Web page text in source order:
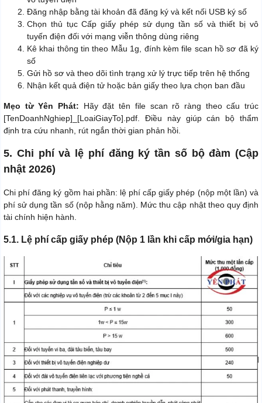
Đăng nhập bằng tài khoản đã đăng ký và kết nối USB ký số
Chọn thủ tục Cấp giấy phép sử dụng tần số và thiết bị vô
tuyến điện đối với mạng viễn thông dùng riêng
Kê khai thông tin theo Mẫu 1g, đính kèm file scan hồ sơ đã ký
số
Gửi hồ sơ và theo dõi tình trạng xử lý trực tiếp trên hệ thống
Nhận kết quả điện tử hoặc bản giấy theo lựa chọn ban đầu
Mẹo từ Yên Phát: Hãy đặt tên file scan rõ ràng theo cấu trúc
[TenDoanhNghiep]_[LoaiGiayTo].pdf. Điều này giúp cán bộ thẩm
định tra cứu nhanh, rút ngắn thời gian phản hồi.
5. Chi phí và lệ phí đăng ký tần số bộ đàm (Cập
nhật 2026)
Chi phí đăng ký gồm hai phần: lệ phí cấp giấy phép (nộp một lần) và
phí sử dụng tần số (nộp hằng năm). Mức thu cập nhật theo quy định
tài chính hiện hành.
5.1. Lệ phí cấp giấy phép (Nộp 1 lần khi cấp mới/gia hạn)